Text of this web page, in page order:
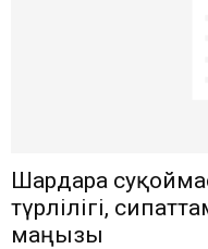
Шардара
түрлілігі,
маңызы